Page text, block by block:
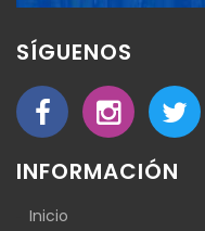
SÍGUENOS
INFORMACIÓN
Inicio